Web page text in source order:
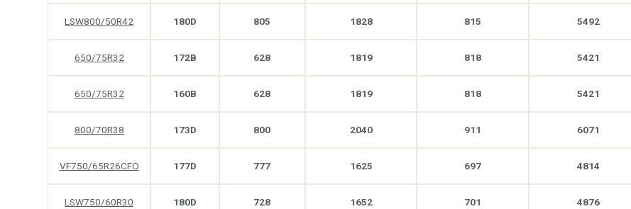
LSW800/50R42 180D 805 1828 815 5492
650/75R32 172B 628 1819 818 5421
650/75R32 160B 628 1819 818 5421
800/70R38 173D 800 2040 911 6071
VF750/65R26CFO 177D 777 1625 697 4814
LSW750/60R30 180D 728 1652 701 4876